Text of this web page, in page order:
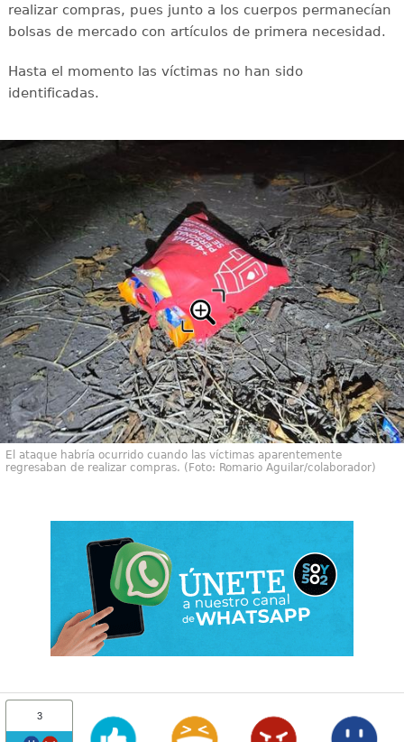
realizar compras, pues junto a los cuerpos permanecían
bolsas de mercado con artículos de primera necesidad.
Hasta el momento las víctimas no han sido
identificadas.
El ataque habría ocurrido cuando las víctimas aparentemente
regresaban de realizar compras. (Foto: Romario Aguilar/colaborador)
3